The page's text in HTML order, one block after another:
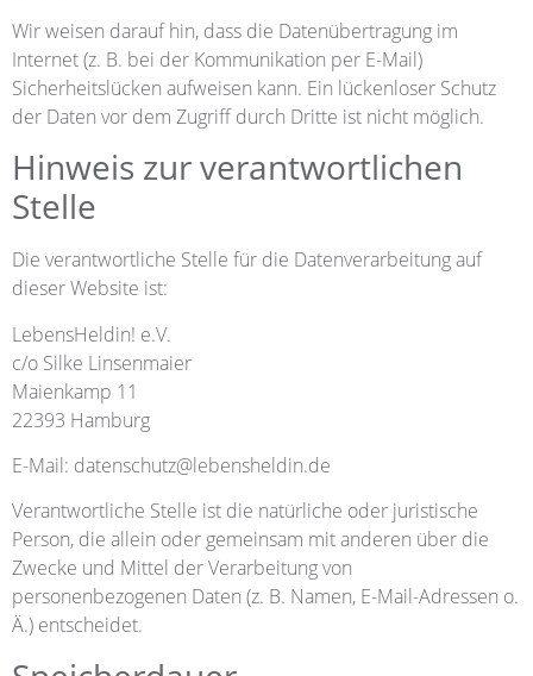
Wir weisen darauf hin, dass die Datenübertragung im
Internet (z. B. bei der Kommunikation per E-Mail)
Sicherheitslücken aufweisen kann. Ein lückenloser Schutz
der Daten vor dem Zugriff durch Dritte ist nicht möglich.
Hinweis zur verantwortlichen
Stelle
Die verantwortliche Stelle für die Datenverarbeitung auf
dieser Website ist:
LebensHeldin! e.V.
c/o Silke Linsenmaier
Maienkamp 11
22393 Hamburg
E-Mail: datenschutz@lebensheldin.de
Verantwortliche Stelle ist die natürliche oder juristische
Person, die allein oder gemeinsam mit anderen über die
Zwecke und Mittel der Verarbeitung von
personenbezogenen Daten (z. B. Namen, E-Mail-Adressen o.
Ä.) entscheidet.